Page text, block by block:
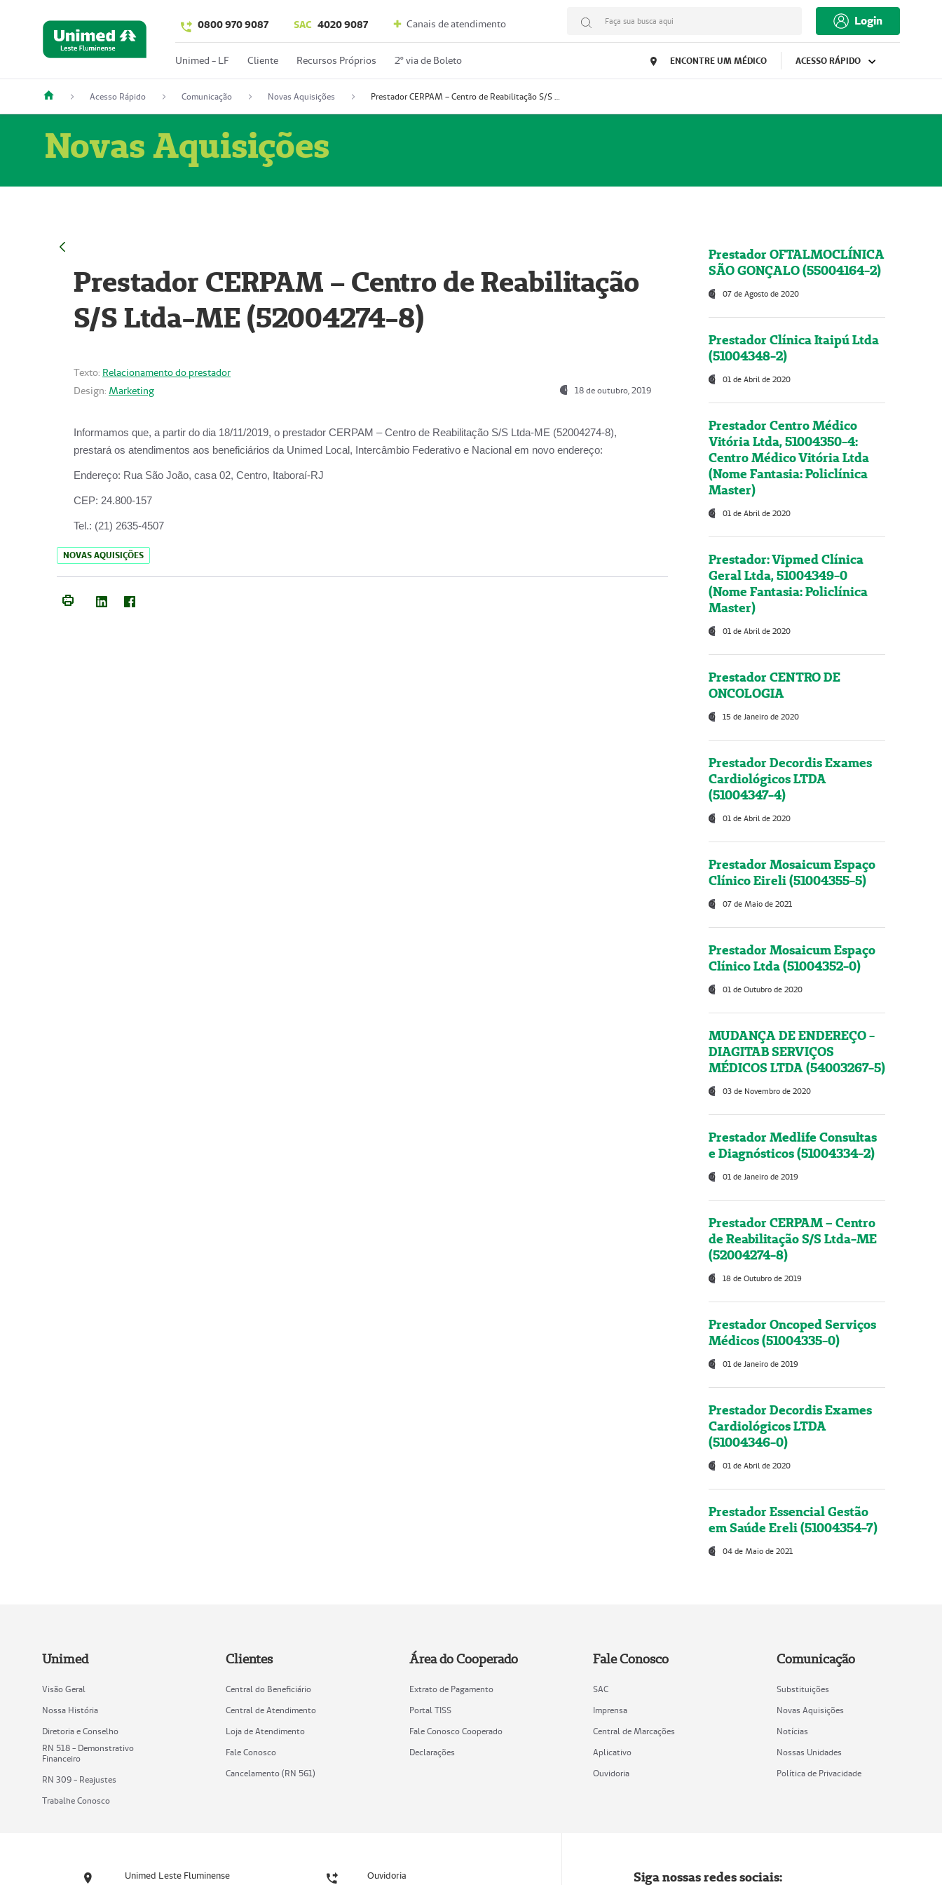
0800 970 9087 SAC 4020 9087 Canais de atendimento Faça sua busca aqui Login
Unimed - LF Cliente Recursos Próprios 2º via de Boleto ENCONTRE UM MÉDICO ACESSO RÁPIDO
Acesso Rápido Comunicação Novas Aquisições Prestador CERPAM – Centro de Reabilitação S/S Ltda-ME (52004274-8)
Novas Aquisições
Prestador CERPAM – Centro de Reabilitação
S/S Ltda-ME (52004274-8)
Texto: Relacionamento do prestador
Design: Marketing 18 de outubro, 2019
Informamos que, a partir do dia 18/11/2019, o prestador CERPAM – Centro de Reabilitação S/S Ltda-ME (52004274-8),
prestará os atendimentos aos beneficiários da Unimed Local, Intercâmbio Federativo e Nacional em novo endereço:
Endereço: Rua São João, casa 02, Centro, Itaboraí-RJ
CEP: 24.800-157
Tel.: (21) 2635-4507
NOVAS AQUISIÇÕES
Prestador OFTALMOCLÍNICA
SÃO GONÇALO (55004164-2)
07 de Agosto de 2020
Prestador Clínica Itaipú Ltda
(51004348-2)
01 de Abril de 2020
Prestador Centro Médico
Vitória Ltda, 51004350-4:
Centro Médico Vitória Ltda
(Nome Fantasia: Policlínica
Master)
01 de Abril de 2020
Prestador: Vipmed Clínica
Geral Ltda, 51004349-0
(Nome Fantasia: Policlínica
Master)
01 de Abril de 2020
Prestador CENTRO DE
ONCOLOGIA
15 de Janeiro de 2020
Prestador Decordis Exames
Cardiológicos LTDA
(51004347-4)
01 de Abril de 2020
Prestador Mosaicum Espaço
Clínico Eireli (51004355-5)
07 de Maio de 2021
Prestador Mosaicum Espaço
Clínico Ltda (51004352-0)
01 de Outubro de 2020
MUDANÇA DE ENDEREÇO -
DIAGITAB SERVIÇOS
MÉDICOS LTDA (54003267-5)
03 de Novembro de 2020
Prestador Medlife Consultas
e Diagnósticos (51004334-2)
01 de Janeiro de 2019
Prestador CERPAM – Centro
de Reabilitação S/S Ltda-ME
(52004274-8)
18 de Outubro de 2019
Prestador Oncoped Serviços
Médicos (51004335-0)
01 de Janeiro de 2019
Prestador Decordis Exames
Cardiológicos LTDA
(51004346-0)
01 de Abril de 2020
Prestador Essencial Gestão
em Saúde Ereli (51004354-7)
04 de Maio de 2021
Unimed
Visão Geral
Nossa História
Diretoria e Conselho
RN 518 - Demonstrativo
Financeiro
RN 309 - Reajustes
Trabalhe Conosco
Clientes
Central do Beneficiário
Central de Atendimento
Loja de Atendimento
Fale Conosco
Cancelamento (RN 561)
Área do Cooperado
Extrato de Pagamento
Portal TISS
Fale Conosco Cooperado
Declarações
Fale Conosco
SAC
Imprensa
Central de Marcações
Aplicativo
Ouvidoria
Comunicação
Substituições
Novas Aquisições
Notícias
Nossas Unidades
Política de Privacidade
Unimed Leste Fluminense Ouvidoria Siga nossas redes sociais: